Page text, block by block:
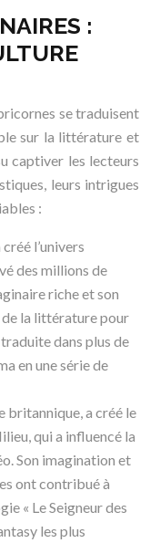
:
se traduisent
sur la littérature et
captiver les lecteurs
leurs intrigues
:
l’univers
des millions de
riche et son
la littérature pour
dans plus de
en une série de
britannique, a créé le
qui a influencé la
Son imagination et
ont contribué à
« Le Seigneur des
les plus